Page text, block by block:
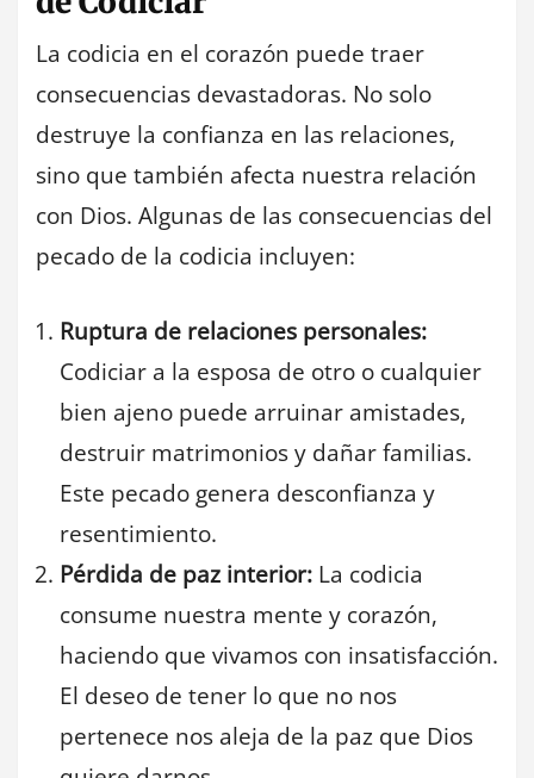
La codicia en el corazón puede traer
consecuencias devastadoras. No solo
destruye la confianza en las relaciones,
sino que también afecta nuestra relación
con Dios. Algunas de las consecuencias del
pecado de la codicia incluyen:
Ruptura de relaciones personales:
Codiciar a la esposa de otro o cualquier
bien ajeno puede arruinar amistades,
destruir matrimonios y dañar familias.
Este pecado genera desconfianza y
resentimiento.
Pérdida de paz interior: La codicia
consume nuestra mente y corazón,
haciendo que vivamos con insatisfacción.
El deseo de tener lo que no nos
pertenece nos aleja de la paz que Dios